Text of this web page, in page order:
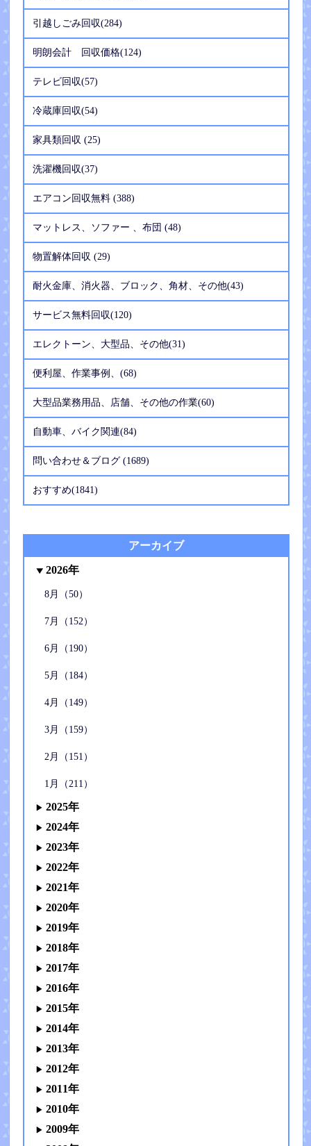
引越しごみ回収(284)
明朗会計 回収価格(124)
テレビ回収(57)
冷蔵庫回収(54)
家具類回収 (25)
洗濯機回収(37)
エアコン回収無料 (388)
マットレス、ソファー 、布団 (48)
物置解体回収 (29)
耐火金庫、消火器、ブロック、角材、その他(43)
サービス無料回収(120)
エレクトーン、大型品、その他(31)
便利屋、作業事例、(68)
大型品業務用品、店舗、その他の作業(60)
自動車、バイク関連(84)
問い合わせ＆ブログ (1689)
おすすめ(1841)
アーカイブ
2026年
8月（50）
7月（152）
6月（190）
5月（184）
4月（149）
3月（159）
2月（151）
1月（211）
2025年
2024年
2023年
2022年
2021年
2020年
2019年
2018年
2017年
2016年
2015年
2014年
2013年
2012年
2011年
2010年
2009年